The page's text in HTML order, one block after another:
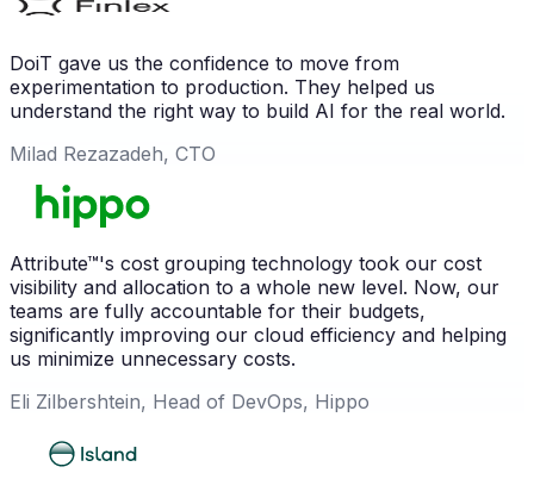
DoiT gave us the confidence to move from
experimentation to production. They helped us
understand the right way to build AI for the real world.
Milad Rezazadeh, CTO
Attribute™'s cost grouping technology took our cost
visibility and allocation to a whole new level. Now, our
teams are fully accountable for their budgets,
significantly improving our cloud efficiency and helping
us minimize unnecessary costs.
Eli Zilbershtein, Head of DevOps, Hippo